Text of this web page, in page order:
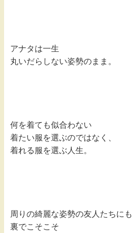
アナタは一生
丸いだらしない姿勢のまま。
何を着ても似合わない
着たい服を選ぶのではなく、
着れる服を選ぶ人生。
周りの綺麗な姿勢の友人たちにも
裏でこそこそ